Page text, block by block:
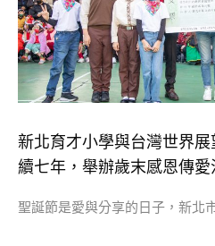
新北育才小學與台灣世界
續七年，舉辦歲末感恩傳愛
聖誕節是愛與分享的日子，新北